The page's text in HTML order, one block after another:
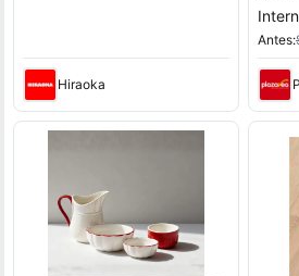
Hiraoka
Antes: